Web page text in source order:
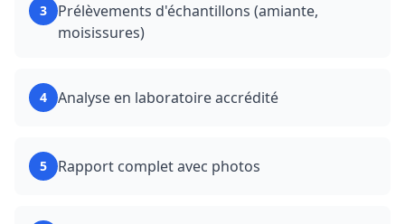
3
Prélèvements d'échantillons (amiante,
moisissures)
4 Analyse en laboratoire accrédité
5 Rapport complet avec photos